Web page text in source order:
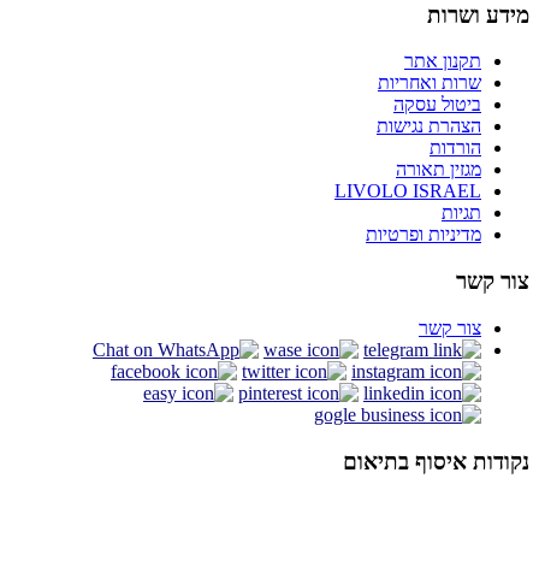
מידע ושרות
תקנון אתר
שרות ואחריות
ביטול עסקה
הצהרת נגישות
הורדות
מגזין תאורה
LIVOLO ISRAEL
תגיות
מדיניות ופרטיות
צור קשר
צור קשר
נקודות איסוף בתיאום